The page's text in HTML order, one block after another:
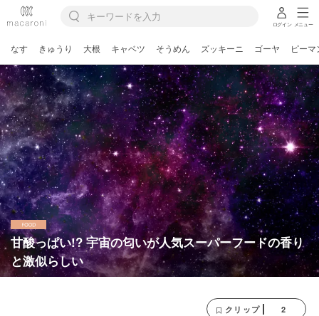
ログイン メニュー
なす きゅうり 大根 キャベツ そうめん ズッキーニ ゴーヤ ピーマ
甘酸っぱい!? 宇宙の匂いが人気スーパーフードの香り
と激似らしい
クリップ 2